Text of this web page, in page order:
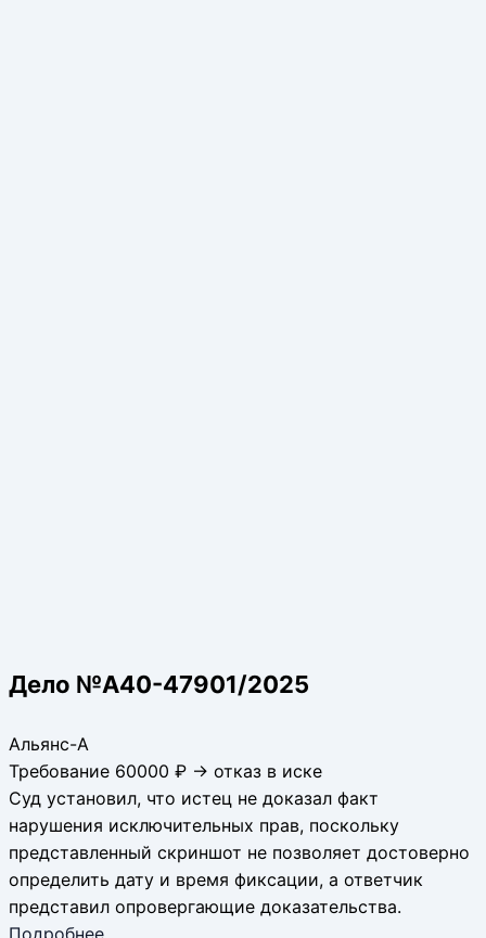
Дело №А40-47901/2025
Альянс-А
Требование 60000 ₽ → отказ в иске
Суд установил, что истец не доказал факт
нарушения исключительных прав, поскольку
представленный скриншот не позволяет достоверно
определить дату и время фиксации, а ответчик
представил опровергающие доказательства.